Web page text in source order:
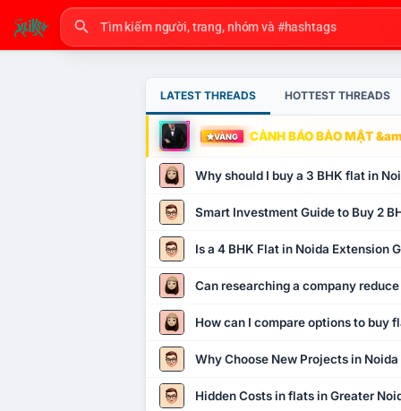
LATEST THREADS HOTTEST THREADS
VÀNG CẢNH BÁO BẢO MẬT
Why should I buy a 3 BHK flat in
Smart Investment Guide to Buy 2
Is a 4 BHK Flat in Noida Extension
Can researching a company
How can I compare options to buy
Why Choose New Projects in
Hidden Costs in flats in Greater